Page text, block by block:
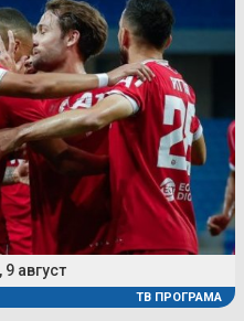
август
ТВ ПРОГРАМА